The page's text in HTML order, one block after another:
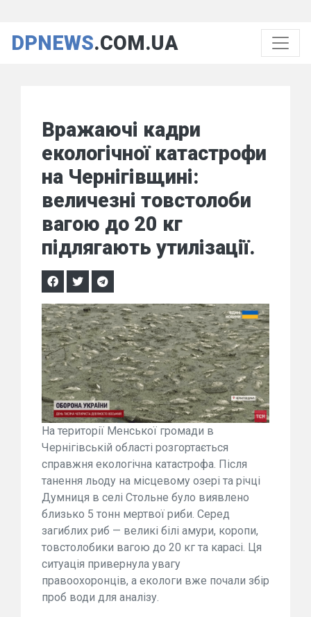
DPNEWS.COM.UA
Вражаючі кадри
екологічної катастрофи
на Чернігівщині:
величезні товстолоби
вагою до 20 кг
підлягають утилізації.
На території Менської громади в
Чернігівській області розгортається
справжня екологічна катастрофа. Після
танення льоду на місцевому озері та річці
Думниця в селі Стольне було виявлено
близько 5 тонн мертвої риби. Серед
загиблих риб — великі білі амури, коропи,
товстолобики вагою до 20 кг та карасі. Ця
ситуація привернула увагу
правоохоронців, а екологи вже почали збір
проб води для аналізу.